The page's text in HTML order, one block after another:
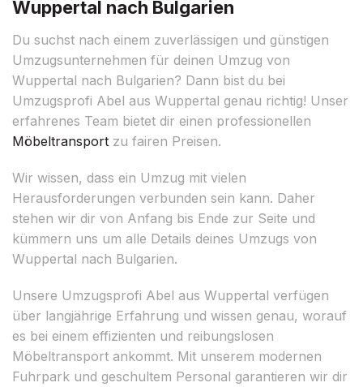
Wuppertal nach Bulgarien
Du suchst nach einem zuverlässigen und günstigen
Umzugsunternehmen für deinen Umzug von
Wuppertal nach Bulgarien? Dann bist du bei
Umzugsprofi Abel aus Wuppertal genau richtig! Unser
erfahrenes Team bietet dir einen professionellen
Möbeltransport zu fairen Preisen.
Wir wissen, dass ein Umzug mit vielen
Herausforderungen verbunden sein kann. Daher
stehen wir dir von Anfang bis Ende zur Seite und
kümmern uns um alle Details deines Umzugs von
Wuppertal nach Bulgarien.
Unsere Umzugsprofi Abel aus Wuppertal verfügen
über langjährige Erfahrung und wissen genau, worauf
es bei einem effizienten und reibungslosen
Möbeltransport ankommt. Mit unserem modernen
Fuhrpark und geschultem Personal garantieren wir dir